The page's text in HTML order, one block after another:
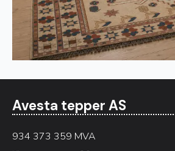
Avesta tepper AS
934 373 359 MVA